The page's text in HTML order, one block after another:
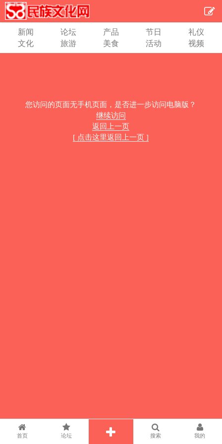
新闻 论坛 产品 节日
礼仪
文化
旅游 美食 活动 视频
您访问的页面无手机页面，是否进一步访问电脑版？
继续访问
返回上一页
[ 点击这里返回上一页 ]
首页 论坛 搜索 我的